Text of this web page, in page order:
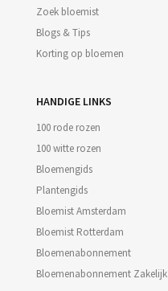
Zoek bloemist
Blogs & Tips
Korting op bloemen
HANDIGE LINKS
100 rode rozen
100 witte rozen
Bloemengids
Plantengids
Bloemist Amsterdam
Bloemist Rotterdam
Bloemenabonnement
Bloemenabonnement Zakelijk